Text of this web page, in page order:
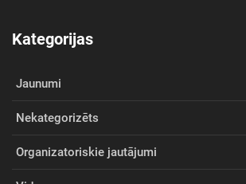
Kategorijas
Jaunumi
Nekategorizēts
Organizatoriskie jautājumi